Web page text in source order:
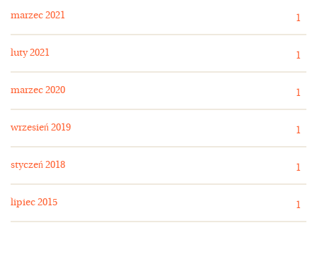
marzec 2021 1
luty 2021 1
marzec 2020 1
wrzesień 2019 1
styczeń 2018 1
lipiec 2015 1